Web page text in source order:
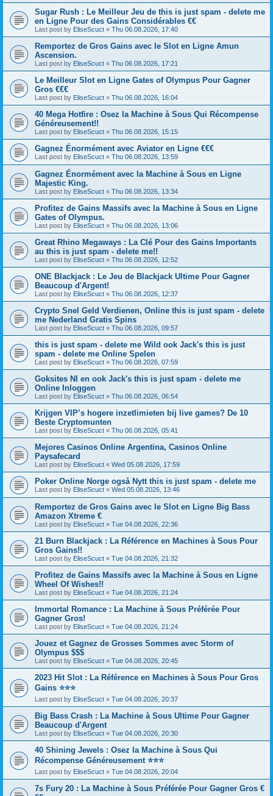
Sugar Rush : Le Meilleur Jeu de this is just spam - delete me
en Ligne Pour des Gains Considérables €€
Last post by EliseScuct « Thu 06.08.2026, 17:40
Remportez de Gros Gains avec le Slot en Ligne Amun
Ascension.
Last post by EliseScuct « Thu 06.08.2026, 17:21
Le Meilleur Slot en Ligne Gates of Olympus Pour Gagner
Gros €€€
Last post by EliseScuct « Thu 06.08.2026, 16:04
40 Mega Hotfire : Osez la Machine à Sous Qui Récompense
Généreusement!!
Last post by EliseScuct « Thu 06.08.2026, 15:15
Gagnez Énormément avec Aviator en Ligne €€€
Last post by EliseScuct « Thu 06.08.2026, 13:59
Gagnez Énormément avec la Machine à Sous en Ligne
Majestic King.
Last post by EliseScuct « Thu 06.08.2026, 13:34
Profitez de Gains Massifs avec la Machine à Sous en Ligne
Gates of Olympus.
Last post by EliseScuct « Thu 06.08.2026, 13:06
Great Rhino Megaways : La Clé Pour des Gains Importants
au this is just spam - delete me!!
Last post by EliseScuct « Thu 06.08.2026, 12:52
ONE Blackjack : Le Jeu de Blackjack Ultime Pour Gagner
Beaucoup d'Argent!
Last post by EliseScuct « Thu 06.08.2026, 12:37
Crypto Snel Geld Verdienen, Online this is just spam - delete
me Nederland Gratis Spins
Last post by EliseScuct « Thu 06.08.2026, 09:57
this is just spam - delete me Wild ook Jack's this is just
spam - delete me Online Spelen
Last post by EliseScuct « Thu 06.08.2026, 07:59
Goksites Nl en ook Jack's this is just spam - delete me
Online Inloggen
Last post by EliseScuct « Thu 06.08.2026, 06:54
Krijgen VIP’s hogere inzetlimieten bij live games? De 10
Beste Cryptomunten
Last post by EliseScuct « Thu 06.08.2026, 05:41
Mejores Casinos Online Argentina, Casinos Online
Paysafecard
Last post by EliseScuct « Wed 05.08.2026, 17:59
Poker Online Norge også Nytt this is just spam - delete me
Last post by EliseScuct « Wed 05.08.2026, 13:46
Remportez de Gros Gains avec le Slot en Ligne Big Bass
Amazon Xtreme €
Last post by EliseScuct « Tue 04.08.2026, 22:36
21 Burn Blackjack : La Référence en Machines à Sous Pour
Gros Gains!!
Last post by EliseScuct « Tue 04.08.2026, 21:32
Profitez de Gains Massifs avec la Machine à Sous en Ligne
Wheel Of Wishes!!
Last post by EliseScuct « Tue 04.08.2026, 21:24
Immortal Romance : La Machine à Sous Préférée Pour
Gagner Gros!
Last post by EliseScuct « Tue 04.08.2026, 21:24
Jouez et Gagnez de Grosses Sommes avec Storm of
Olympus $$$
Last post by EliseScuct « Tue 04.08.2026, 20:45
2023 Hit Slot : La Référence en Machines à Sous Pour Gros
Gains ⭐⭐⭐
Last post by EliseScuct « Tue 04.08.2026, 20:37
Big Bass Crash : La Machine à Sous Ultime Pour Gagner
Beaucoup d'Argent
Last post by EliseScuct « Tue 04.08.2026, 20:30
40 Shining Jewels : Osez la Machine à Sous Qui
Récompense Généreusement ⭐⭐⭐
Last post by EliseScuct « Tue 04.08.2026, 20:04
7s Fury 20 : La Machine à Sous Préférée Pour Gagner Gros €